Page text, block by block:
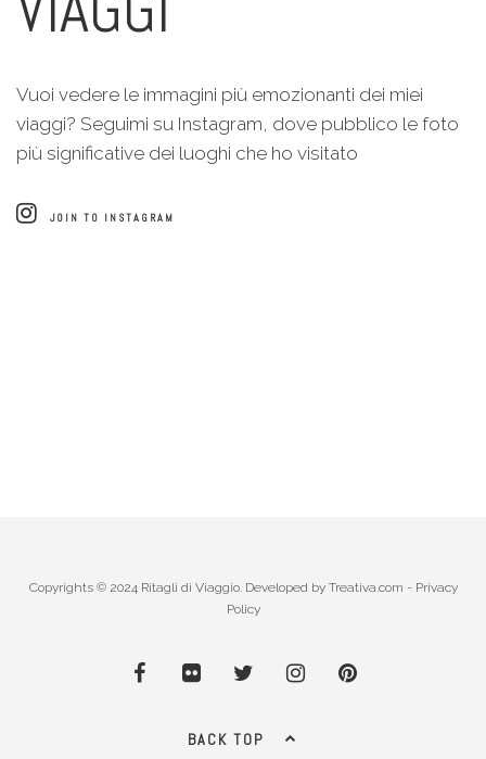
Vuoi vedere le immagini più emozionanti dei miei
viaggi? Seguimi su Instagram, dove pubblico le foto
più significative dei luoghi che ho visitato
JOIN TO INSTAGRAM
Copyrights © 2024 Ritagli di Viaggio. Developed by Treativa.com - Privacy
Policy
BACK TOP